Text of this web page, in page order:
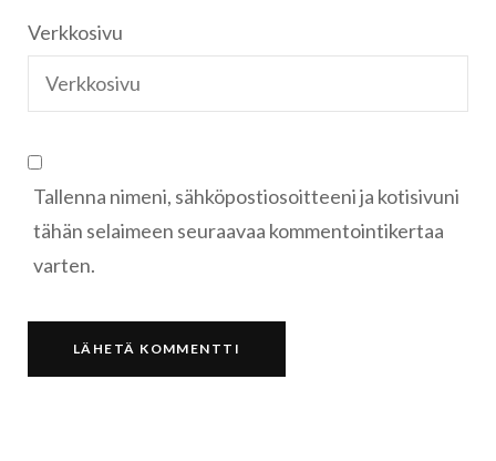
Verkkosivu
Tallenna nimeni, sähköpostiosoitteeni ja kotisivuni
tähän selaimeen seuraavaa kommentointikertaa
varten.